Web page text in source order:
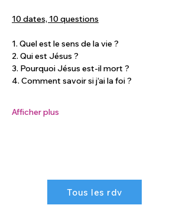
10 dates, 10 questions
1. Quel est le sens de la vie ?
2. Qui est Jésus ?
3. Pourquoi Jésus est-il mort ?
4. Comment savoir si j’ai la foi ?
Afficher plus
Tous les rdv